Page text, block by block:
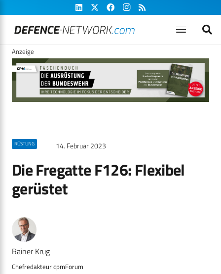
Anzeige
RÜSTUNG 14. Februar 2023
Die Fregatte F126: Flexibel
gerüstet
Rainer Krug